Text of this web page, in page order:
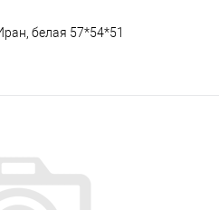
белая 57*54*51
В наличии